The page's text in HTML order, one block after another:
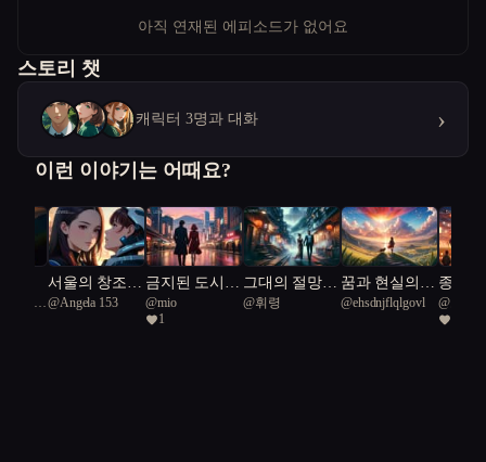
아직 연재된 에피소드가 없어요
스토리 챗
캐릭터 3명과 대화 ›
이런 이야기는 어때요?
Sea
서울의 창조,
돌봄 로봇 (Fea
@Angela 153
금지된 도시의
에로스: 숨겨
진 사랑을 찾
@mio
1
그대의 절망
속에서 나는
@휘령
꿈과 현실의
수호자들
@ehsdnjflqlgovl
종말
잿빛
등대
@조강